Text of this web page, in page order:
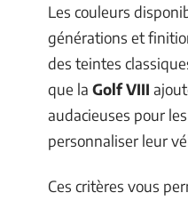
Les couleurs
générations et
des teintes
que la Golf VIII
audacieuses pour
personnaliser leur
Ces critères vous